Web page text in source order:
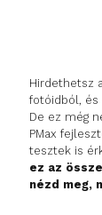
Hirdethetsz
fotóidból, és
De ez még
PMax
tesztek is
ez az
nézd meg,